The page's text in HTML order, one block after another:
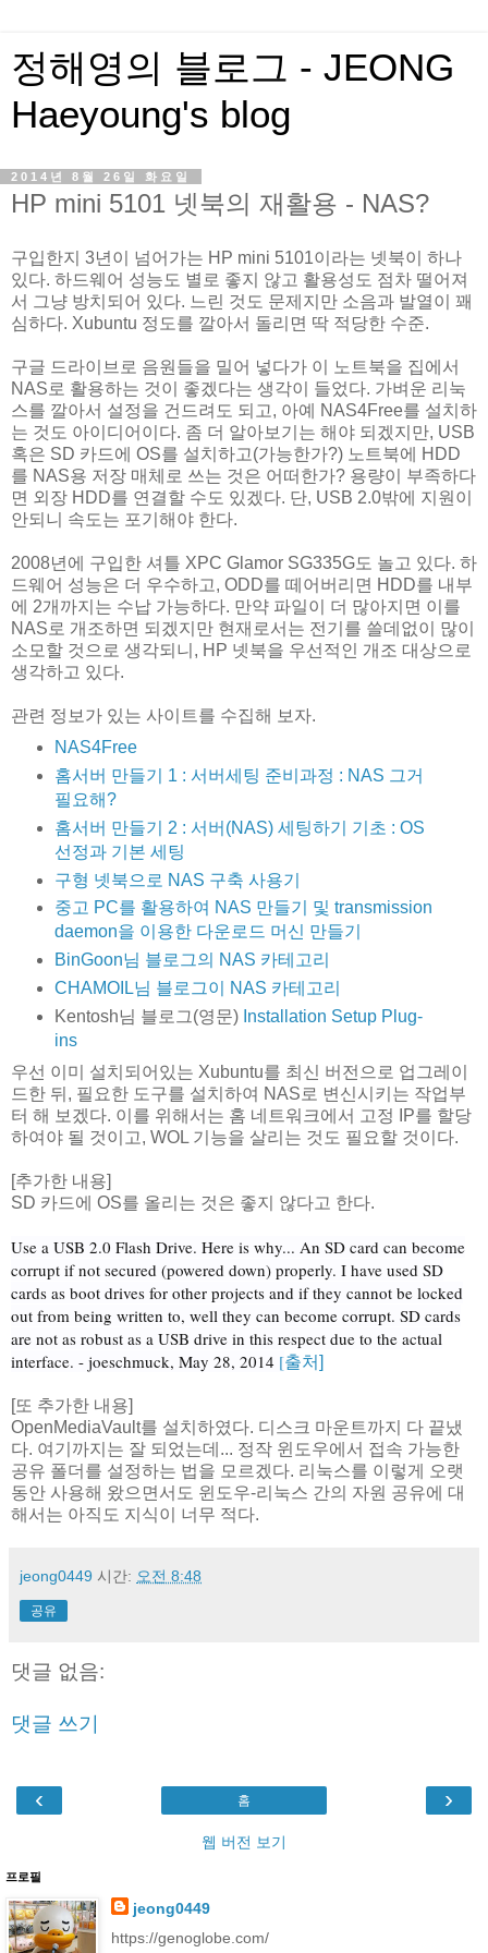
정해영의 블로그 - JEONG
Haeyoung's blog
2014년 8월 26일 화요일
HP mini 5101 넷북의 재활용 - NAS?
구입한지 3년이 넘어가는 HP mini 5101이라는 넷북이 하나
있다. 하드웨어 성능도 별로 좋지 않고 활용성도 점차 떨어져
서 그냥 방치되어 있다. 느린 것도 문제지만 소음과 발열이 꽤
심하다. Xubuntu 정도를 깔아서 돌리면 딱 적당한 수준.
구글 드라이브로 음원들을 밀어 넣다가 이 노트북을 집에서
NAS로 활용하는 것이 좋겠다는 생각이 들었다. 가벼운 리눅
스를 깔아서 설정을 건드려도 되고, 아예 NAS4Free를 설치하
는 것도 아이디어이다. 좀 더 알아보기는 해야 되겠지만, USB
혹은 SD 카드에 OS를 설치하고(가능한가?) 노트북에 HDD
를 NAS용 저장 매체로 쓰는 것은 어떠한가? 용량이 부족하다
면 외장 HDD를 연결할 수도 있겠다. 단, USB 2.0밖에 지원이
안되니 속도는 포기해야 한다.
2008년에 구입한 셔틀 XPC Glamor SG335G도 놀고 있다. 하
드웨어 성능은 더 우수하고, ODD를 떼어버리면 HDD를 내부
에 2개까지는 수납 가능하다. 만약 파일이 더 많아지면 이를
NAS로 개조하면 되겠지만 현재로서는 전기를 쓸데없이 많이
소모할 것으로 생각되니, HP 넷북을 우선적인 개조 대상으로
생각하고 있다.
관련 정보가 있는 사이트를 수집해 보자.
NAS4Free
홈서버 만들기 1 : 서버세팅 준비과정 : NAS 그거
필요해?
홈서버 만들기 2 : 서버(NAS) 세팅하기 기초 : OS
선정과 기본 세팅
구형 넷북으로 NAS 구축 사용기
중고 PC를 활용하여 NAS 만들기 및 transmission
daemon을 이용한 다운로드 머신 만들기
BinGoon님 블로그의 NAS 카테고리
CHAMOIL님 블로그이 NAS 카테고리
Kentosh님 블로그(영문) Installation Setup Plug-
ins
우선 이미 설치되어있는 Xubuntu를 최신 버전으로 업그레이
드한 뒤, 필요한 도구를 설치하여 NAS로 변신시키는 작업부
터 해 보겠다. 이를 위해서는 홈 네트워크에서 고정 IP를 할당
하여야 될 것이고, WOL 기능을 살리는 것도 필요할 것이다.
[추가한 내용]
SD 카드에 OS를 올리는 것은 좋지 않다고 한다.
Use a USB 2.0 Flash Drive. Here is why... An SD card can become
corrupt if not secured (powered down) properly. I have used SD
cards as boot drives for other projects and if they cannot be locked
out from being written to, well they can become corrupt. SD cards
are not as robust as a USB drive in this respect due to the actual
interface. - joeschmuck, May 28, 2014 [출처]
[또 추가한 내용]
OpenMediaVault를 설치하였다. 디스크 마운트까지 다 끝냈
다. 여기까지는 잘 되었는데... 정작 윈도우에서 접속 가능한
공유 폴더를 설정하는 법을 모르겠다. 리눅스를 이렇게 오랫
동안 사용해 왔으면서도 윈도우-리눅스 간의 자원 공유에 대
해서는 아직도 지식이 너무 적다.
jeong0449 시간: 오전 8:48
공유
댓글 없음:
댓글 쓰기
‹ ›
홈
웹 버전 보기
프로필
jeong0449
https://genoglobe.com/